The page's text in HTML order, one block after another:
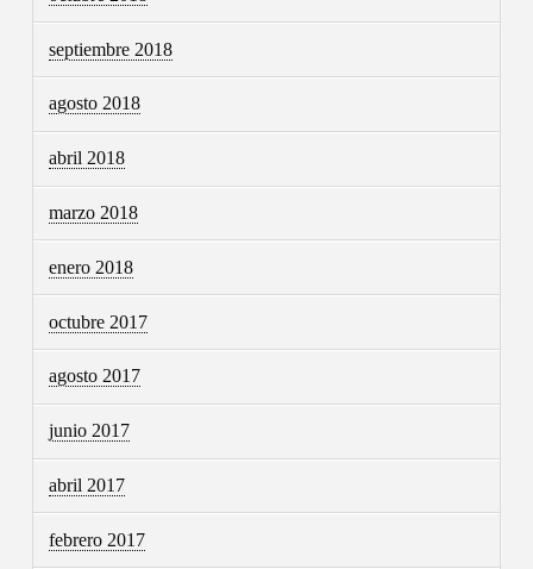
septiembre 2018
agosto 2018
abril 2018
marzo 2018
enero 2018
octubre 2017
agosto 2017
junio 2017
abril 2017
febrero 2017